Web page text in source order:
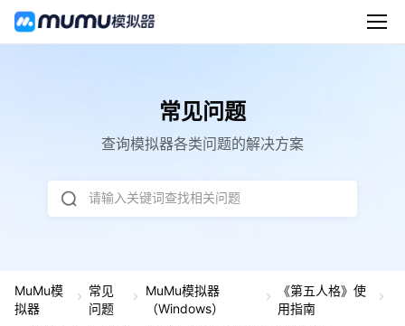
常见问题
查询模拟器各类问题的解决方案
请输入关键词查找相关问题
MuMu模
拟器
常见
问题
MuMu模拟器
（Windows）
《第五人格》使
用指南